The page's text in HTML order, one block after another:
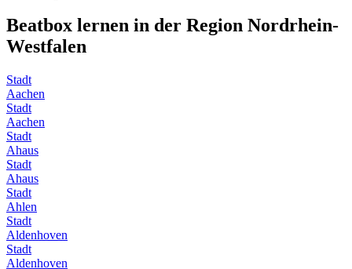
Beatbox lernen in der Region Nordrhein-
Westfalen
Stadt
Aachen
Stadt
Aachen
Stadt
Ahaus
Stadt
Ahaus
Stadt
Ahlen
Stadt
Aldenhoven
Stadt
Aldenhoven